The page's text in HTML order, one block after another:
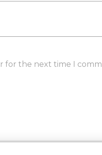
for the next time I